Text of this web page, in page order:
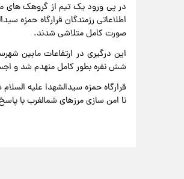
در پی ورود یک تیم از گروهک های
اطلاعاتی رزمندگان قرارگاه حمزه
صورت کامل متلاشی شدند.
این درگیری در ارتفاعات مابین
شش نفره بطور کامل منهدم شد و
قرارگاه حمزه سیدالشهدا علیه
نا امن سازی مرزهای شمالغرب با